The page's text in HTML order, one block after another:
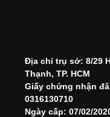
Địa chỉ trụ sở: 8/29
Thạnh, TP. HCM
Giấy chứng nhận
0316130710
Ngày cấp: 07/02/